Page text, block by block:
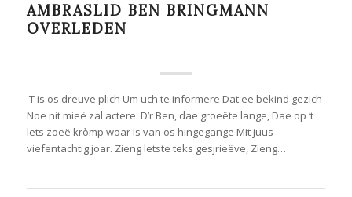
AMBRASLID BEN BRINGMANN
OVERLEDEN
'T is os dreuve plich Um uch te informere Dat ee bekind gezich
Noe nit mieë zal actere. D’r Ben, dae groeëte lange, Dae op ‘t
lets zoeë kròmp woar Is van os hingegange Mit juus
viefentachtig joar. Zieng letste teks gesjrieëve, Zieng…